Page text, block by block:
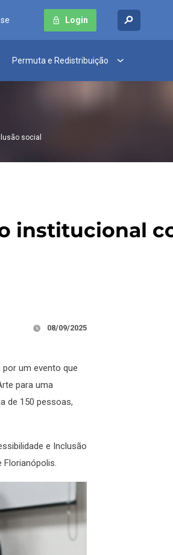
Login
Permuta e Redistribuição
social
institucional
08/09/2025
um evento que
para uma
de 150 pessoas,
e Inclusão
Florianópolis.